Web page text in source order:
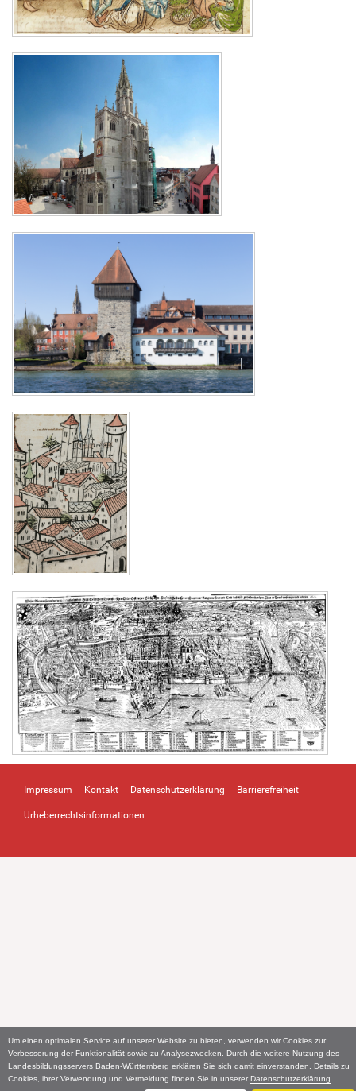
Um einen optimalen Service auf unserer Website zu bieten, verwenden wir Cookies zur
Verbesserung der Funktionalität sowie zu Analysezwecken. Durch die weitere Nutzung des
Landesbildungsservers Baden-Württemberg erklären Sie sich damit einverstanden. Details zu
Cookies, ihrer Verwendung und Vermeidung finden Sie in unserer Datenschutzerklärung
Impressum Kontakt Datenschutzerklärung Barrierefreiheit
Urheberrechtsinformationen